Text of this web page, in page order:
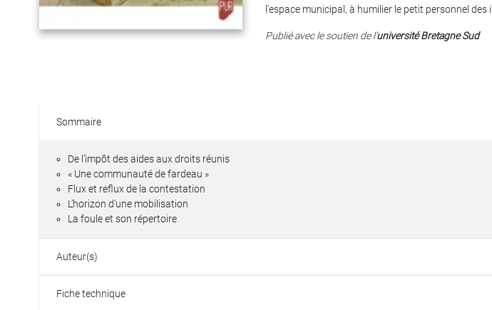
l’espace municipal, à humilier le petit personnel
Publié avec le soutien de l’université Bretagne Sud
Sommaire
De l’impôt des aides aux droits réunis
« Une communauté de fardeau »
Flux et reflux de la contestation
L’horizon d’une mobilisation
La foule et son répertoire
Auteur(s)
Fiche technique